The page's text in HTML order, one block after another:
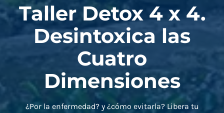
Taller Detox 4 x 4.
Desintoxica las
Cuatro
Dimensiones
¿Por la enfermedad? y ¿cómo evitarla? Libera tu